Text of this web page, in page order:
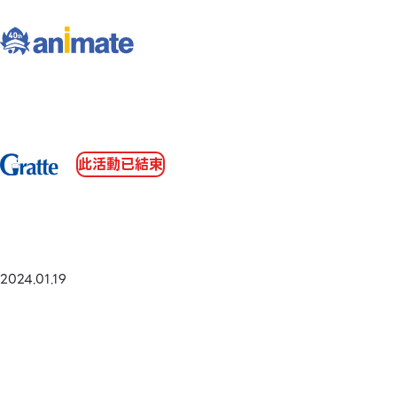
此活動已結束
2024.01.19